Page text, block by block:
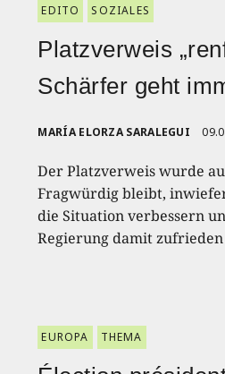
EDITO SOZIALES
Platzverweis
Schärfer geht
MARÍA ELORZA SARALEGUI
Der Platzverweis wurde
Fragwürdig bleibt,
die Situation verbessern
Regierung damit
EUROPA THEMA